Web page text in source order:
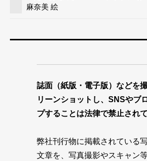
麻奈美 絵
誌面（紙版・電子版）などを
リーンショットし、SNSやブ
プすることは法律で禁止されて
弊社刊行物に掲載されている
文章を、写真撮影やスキャン